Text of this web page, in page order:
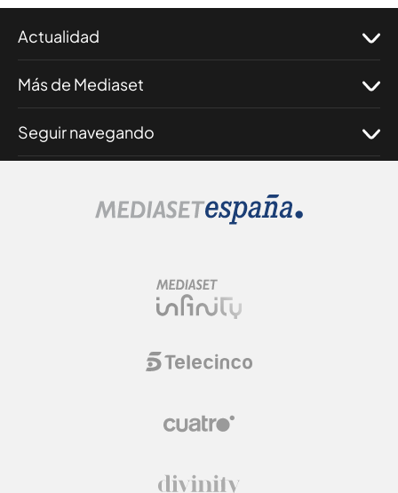
Actualidad
Más de Mediaset
Seguir navegando